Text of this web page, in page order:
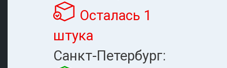
Осталась 1
штука
Санкт-Петербург: